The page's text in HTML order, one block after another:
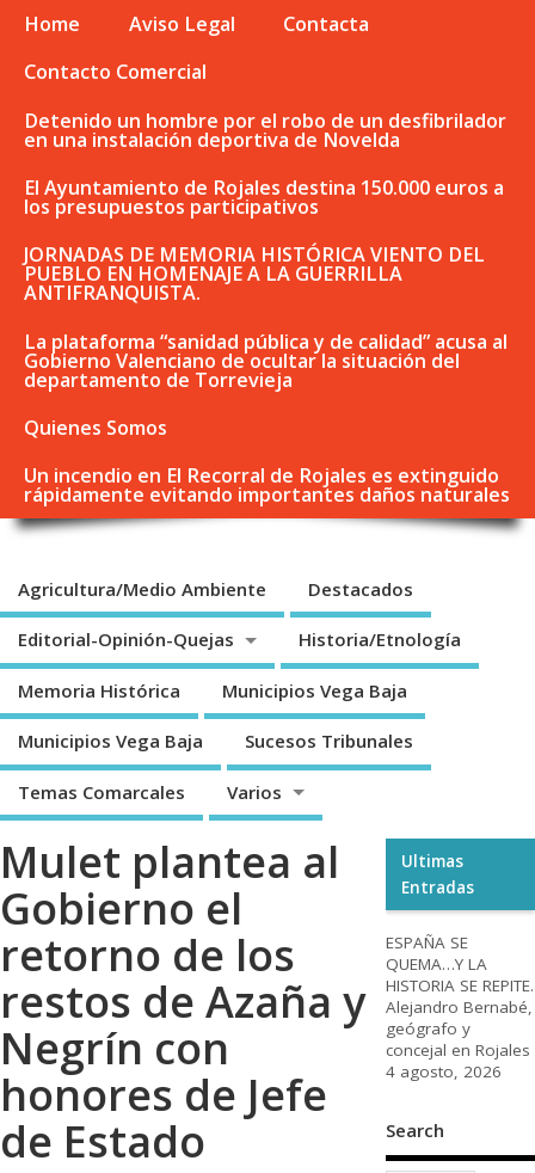
Home Aviso Legal
Contacta
Contacto Comercial
Detenido un hombre por el robo de un desfibrilador
en una instalación deportiva de Novelda
El Ayuntamiento de Rojales destina 150.000 euros a
los presupuestos participativos
JORNADAS DE MEMORIA HISTÓRICA VIENTO DEL
PUEBLO EN HOMENAJE A LA GUERRILLA
ANTIFRANQUISTA.
La plataforma “sanidad pública y de calidad” acusa al
Gobierno Valenciano de ocultar la situación del
departamento de Torrevieja
Quienes Somos
Un incendio en El Recorral de Rojales es extinguido
rápidamente evitando importantes daños naturales
Agricultura/Medio Ambiente Destacados
Editorial-Opinión-Quejas Historia/Etnología
Memoria Histórica Municipios Vega Baja
Municipios Vega Baja Sucesos Tribunales
Temas Comarcales Varios
Mulet plantea al
Gobierno el
retorno de los
restos de Azaña y
Negrín con
honores de Jefe
de Estado
Ultimas
Entradas
ESPAÑA SE
QUEMA…Y LA
HISTORIA SE REPITE.
Alejandro Bernabé,
geógrafo y
concejal en Rojales
4 agosto, 2026
Search